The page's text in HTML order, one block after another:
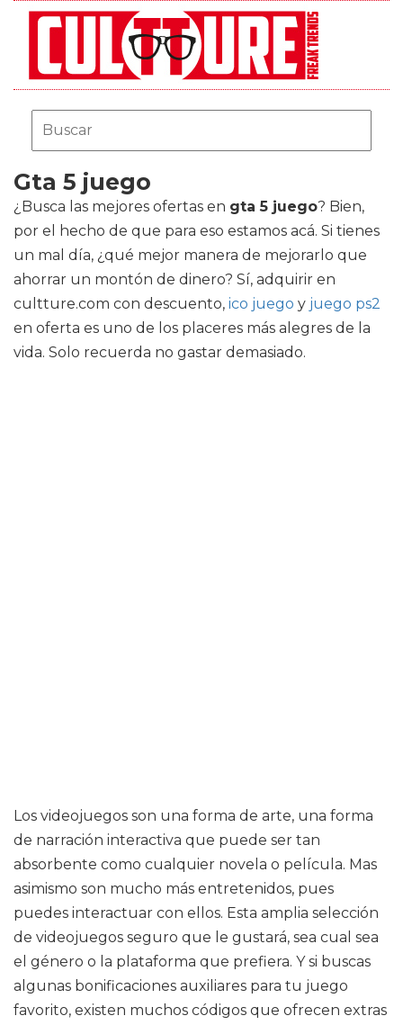
Gta 5 juego
¿Busca las mejores ofertas en gta 5 juego? Bien,
por el hecho de que para eso estamos acá. Si tienes
un mal día, ¿qué mejor manera de mejorarlo que
ahorrar un montón de dinero? Sí, adquirir en
cultture.com con descuento, ico juego y juego ps2
en oferta es uno de los placeres más alegres de la
vida. Solo recuerda no gastar demasiado.
Los videojuegos son una forma de arte, una forma
de narración interactiva que puede ser tan
absorbente como cualquier novela o película. Mas
asimismo son mucho más entretenidos, pues
puedes interactuar con ellos. Esta amplia selección
de videojuegos seguro que le gustará, sea cual sea
el género o la plataforma que prefiera. Y si buscas
algunas bonificaciones auxiliares para tu juego
favorito, existen muchos códigos que ofrecen extras